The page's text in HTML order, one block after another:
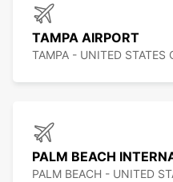
TAMPA AIRPORT
TAMPA - UNITED STATES
PALM BEACH
PALM BEACH - UNITED